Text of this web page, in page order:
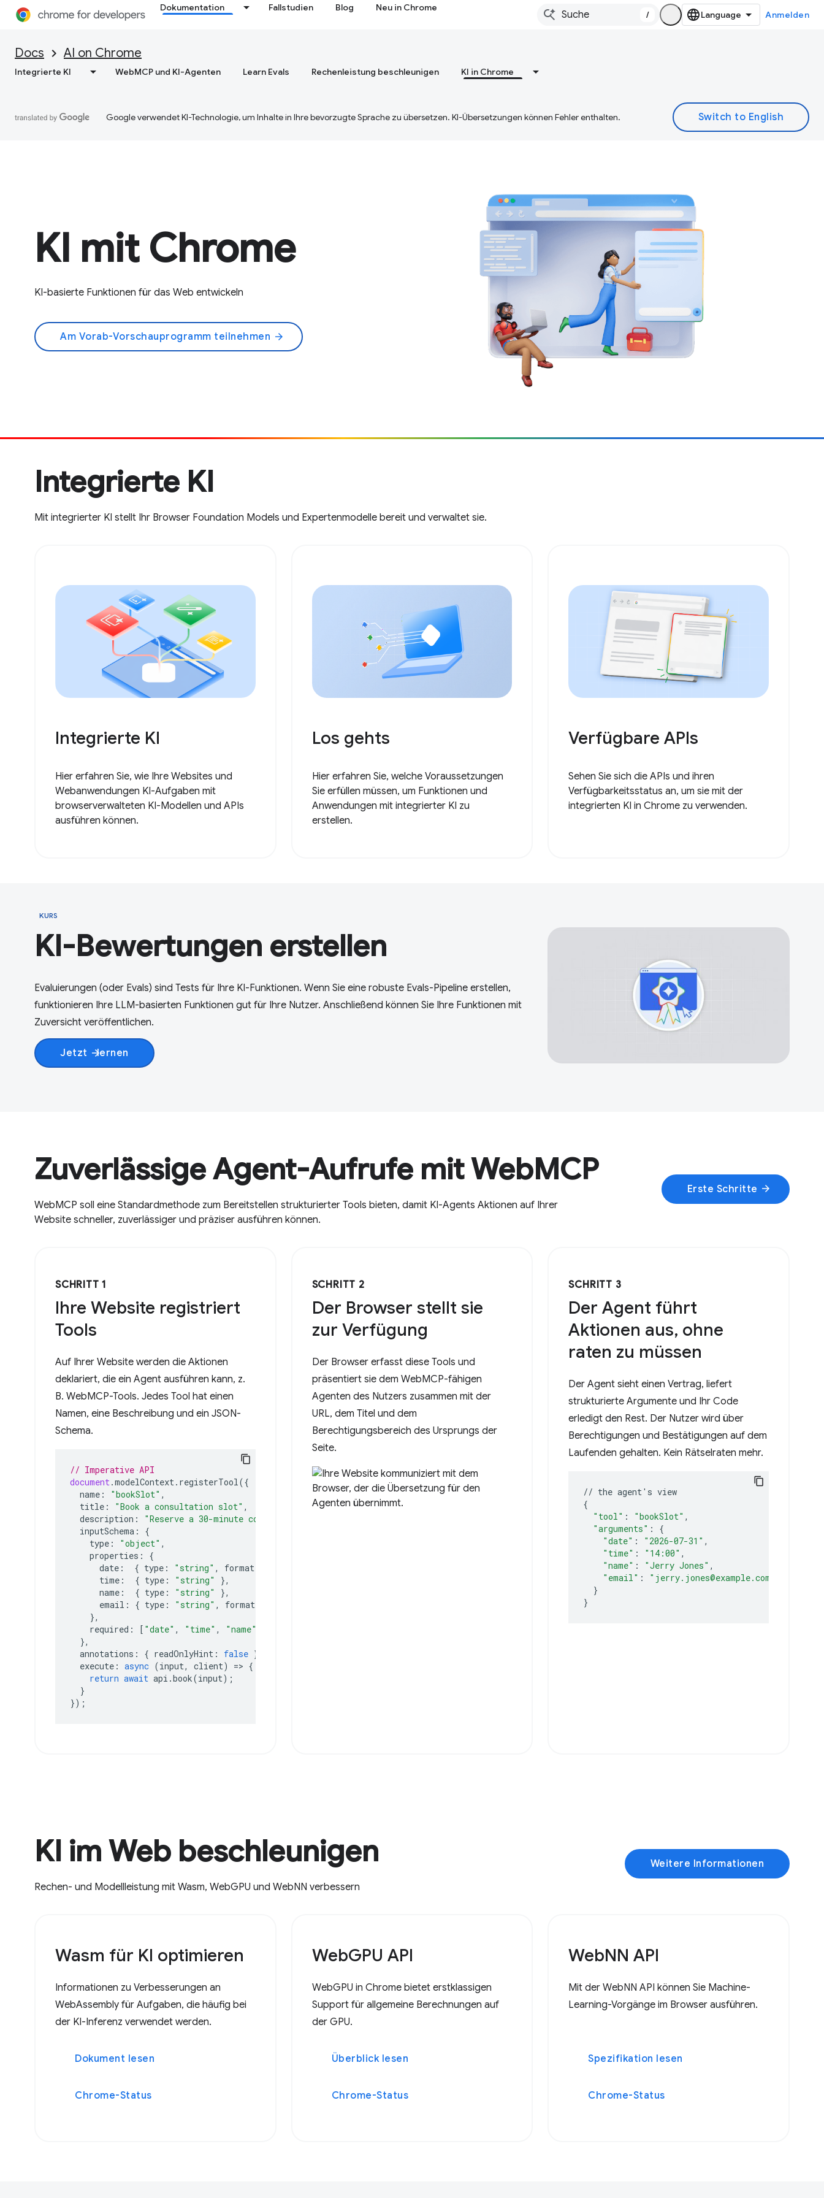
Dokumentation Fallstudien Blog Neu in Chrome
/ Anmelden
Docs AI on Chrome
Integrierte KI WebMCP und KI-Agenten Learn Evals Rechenleistung beschleunigen KI in Chrome
Google verwendet KI-Technologie, um Inhalte in Ihre bevorzugte Sprache zu übersetzen. KI-Übersetzungen können Fehler enthalten.
KI mit Chrome
KI-basierte Funktionen für das Web entwickeln
Am Vorab-Vorschauprogramm teilnehmen arrow_forward
Integrierte KI
Mit integrierter KI stellt Ihr Browser Foundation Models und Expertenmodelle bereit und verwaltet sie.
Integrierte KI
Hier erfahren Sie, wie Ihre Websites und
Webanwendungen KI-Aufgaben mit
browserverwalteten KI-Modellen und APIs
ausführen können.
Los gehts
Hier erfahren Sie, welche Voraussetzungen
Sie erfüllen müssen, um Funktionen und
Anwendungen mit integrierter KI zu
erstellen.
Verfügbare APIs
Sehen Sie sich die APIs und ihren
Verfügbarkeitsstatus an, um sie mit der
integrierten KI in Chrome zu verwenden.
KURS
KI-Bewertungen erstellen
Evaluierungen (oder Evals) sind Tests für Ihre KI-Funktionen. Wenn Sie eine robuste Evals-Pipeline erstellen,
funktionieren Ihre LLM-basierten Funktionen gut für Ihre Nutzer. Anschließend können Sie Ihre Funktionen mit
Zuversicht veröffentlichen.
Jetzt arrow_forward
lernen
Zuverlässige Agent-Aufrufe mit WebMCP
WebMCP soll eine Standardmethode zum Bereitstellen strukturierter Tools bieten, damit KI-Agents Aktionen auf Ihrer
Website schneller, zuverlässiger und präziser ausführen können.
Erste Schritte arrow_forward
SCHRITT 1
Ihre Website registriert
Tools
Auf Ihrer Website werden die Aktionen
deklariert, die ein Agent ausführen kann, z.
B. WebMCP-Tools. Jedes Tool hat einen
Namen, eine Beschreibung und ein JSON-
Schema.
// Imperative API
document .modelContext . registerTool ({
name : "bookSlot" ,
title : "Book a consultation slot" ,
description : "Reserve a 30-minute consultation."
inputSchema :
{
type : "object" ,
properties :
{
date : { type : "string" , format
time : { type : "string"
},
name : { type : "string"
},
email : { type : "string" , format
},
required : [ "date" , "time" , "name"
},
annotations : { readOnlyHint : false },
execute : async (input, client) => {
return await api .book(input);
}
});
SCHRITT 2
Der Browser stellt sie
zur Verfügung
Der Browser erfasst diese Tools und
präsentiert sie dem WebMCP-fähigen
Agenten des Nutzers zusammen mit der
URL, dem Titel und dem
Berechtigungsbereich des Ursprungs der
Seite.
SCHRITT 3
Der Agent führt
Aktionen aus, ohne
raten zu müssen
Der Agent sieht einen Vertrag, liefert
strukturierte Argumente und Ihr Code
erledigt den Rest. Der Nutzer wird über
Berechtigungen und Bestätigungen auf dem
Laufenden gehalten. Kein Rätselraten mehr.
// the agent ' s
{
"tool" : "bookSlot"
"arguments" :
{
"date" : "2026-07-31"
"time" : "14:00"
"name" : "Jerry Jones"
"email" :
"jerry.jones@example.com"
}
}
KI im Web beschleunigen
Rechen- und Modellleistung mit Wasm, WebGPU und WebNN verbessern
Weitere Informationen
Wasm für KI optimieren
Informationen zu Verbesserungen an
WebAssembly für Aufgaben, die häufig bei
der KI-Inferenz verwendet werden.
Dokument lesen
Chrome-Status
WebGPU API
WebGPU in Chrome bietet erstklassigen
Support für allgemeine Berechnungen auf
der GPU.
Überblick lesen
Chrome-Status
WebNN API
Mit der WebNN API können Sie Machine-
Learning-Vorgänge im Browser ausführen.
Spezifikation lesen
Chrome-Status